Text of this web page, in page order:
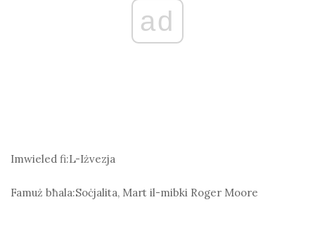
ad
Imwieled fi:L-Iżvezja
Famuż bħala:Soċjalita, Mart il-mibki Roger Moore